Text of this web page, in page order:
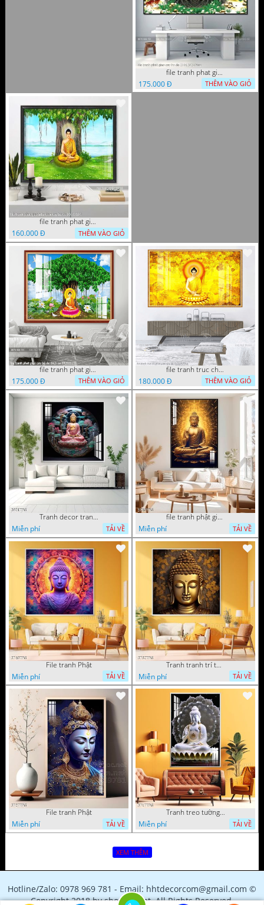
file tranh phat giao cay bo de 23012024 hieu
175.000 Đ
THÊM VÀO GIỎ
file tranh phat giao adia duoi cay bo de 20012024
160.000 Đ
THÊM VÀO GIỎ
file tranh phat giao cay bo de thich ca 28092023
175.000 Đ
THÊM VÀO GIỎ
file tranh truc chi phat giao cay bo de 06062023
180.000 Đ
THÊM VÀO GIỎ
Tranh decor trang trí tường Phật giáo
Miễn phí
TẢI VỀ
file tranh phật giáo mẫu mới nhất
Miễn phí
TẢI VỀ
File tranh Phật
Miễn phí
TẢI VỀ
Tranh tranh trí tường phật giáo sang trọng
Miễn phí
TẢI VỀ
File tranh Phật
Miễn phí
TẢI VỀ
Tranh treo tường phật giáo
Miễn phí
TẢI VỀ
XEM THÊM
Hotline/Zalo: 0978 969 781 - Email: hhtdecorcom@gmail.com ©
Copyright 2018 by shopfile.net. All Rights Reserved.